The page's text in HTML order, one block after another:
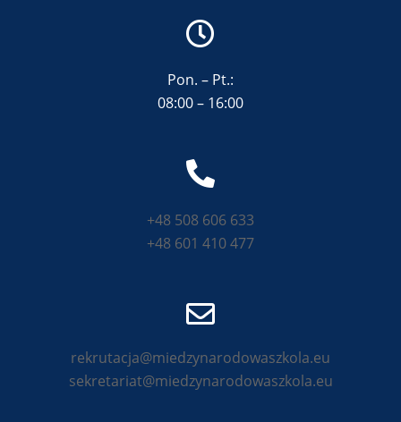
Pon. – Pt.:
08:00 – 16:00
+48 508 606 633
+48 601 410 477
rekrutacja@miedzynarodowaszkola.eu
sekretariat@miedzynarodowaszkola.eu